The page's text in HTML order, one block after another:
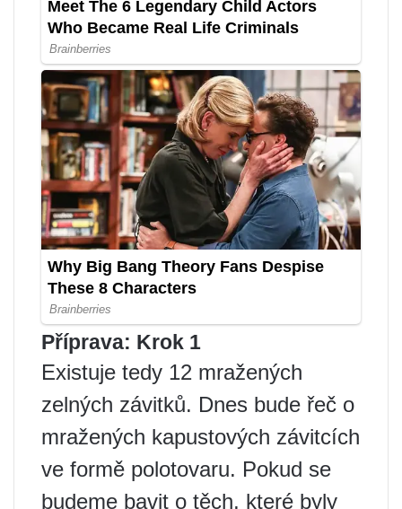
Příprava: Krok 1
Existuje tedy 12 mražených
zelných závitků. Dnes bude řeč o
mražených kapustových závitcích
ve formě polotovaru. Pokud se
budeme bavit o těch, které byly